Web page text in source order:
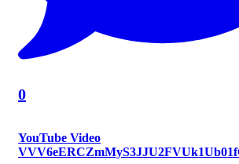
0
YouTube Video